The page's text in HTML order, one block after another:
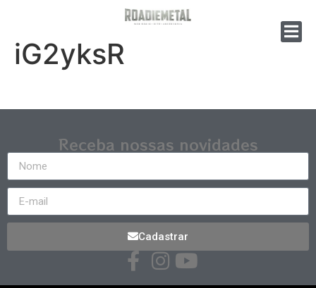
iG2yksR
Receba nossas novidades
Cadastrar